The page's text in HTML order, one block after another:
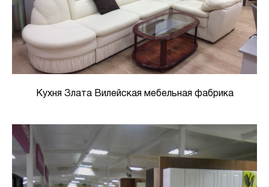
Кухня Злата Вилейская мебельная фабрика